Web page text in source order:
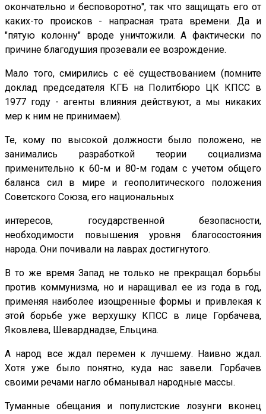
окончательно и бесповоротно", так что защищать его от
каких-то происков - напрасная трата времени. Да и
"пятую колонну" вроде уничтожили. А фактически по
причине благодушия прозевали ее возрождение.
Мало того, смирились с её существованием (помните
доклад председателя КГБ на Политбюро ЦК КПСС в
1977 году - агенты влияния действуют, а мы никаких
мер к ним не принимаем).
Те, кому по высокой должности было положено, не
занимались разработкой теории социализма
применительно к 60-м и 80-м годам с учетом общего
баланса сил в мире и геополитического положения
Советского Союза, его национальных
интересов, государственной безопасности,
необходимости повышения уровня благосостояния
народа. Они почивали на лаврах достигнутого.
В то же время Запад не только не прекращал борьбы
против коммунизма, но и наращивал ее из года в год,
применяя наиболее изощренные формы и привлекая к
этой борьбе уже верхушку КПСС в лице Горбачева,
Яковлева, Шеварднадзе, Ельцина.
А народ все ждал перемен к лучшему. Наивно ждал.
Хотя уже было понятно, куда нас завели. Горбачев
своими речами нагло обманывал народные массы.
Туманные обещания и популистские лозунги вконец